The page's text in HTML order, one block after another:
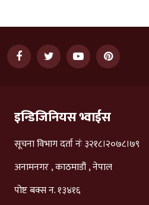
इन्डिजिनियस भ्वाईस
सूचना विभाग दर्ता नंः ३२१८।२०७८।७९
अनामनगर , काठमाडौं , नेपाल
पोष्ट बक्स न. १३४१६